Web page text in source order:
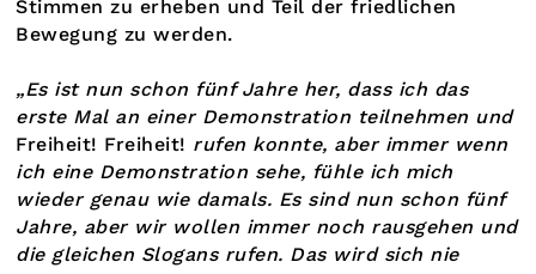
Stimmen zu erheben und Teil der friedlichen
Bewegung zu werden.
„Es ist nun schon fünf Jahre her, dass ich das
erste Mal an einer Demonstration teilnehmen und
Freiheit! Freiheit! rufen konnte, aber immer wenn
ich eine Demonstration sehe, fühle ich mich
wieder genau wie damals. Es sind nun schon fünf
Jahre, aber wir wollen immer noch rausgehen und
die gleichen Slogans rufen. Das wird sich nie